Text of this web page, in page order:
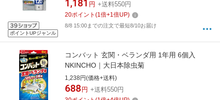
ポイントUPジャンル
1,181 円 +送料550円
20ポイント (1倍+1倍UP)
8/8 15:00までの注文で最短8/10お届け
コンバット 玄関・ベランダ用 1年用 6個入
NKINCHO｜大日本除虫菊
1,238円(価格+送料)
688 円 +送料550円